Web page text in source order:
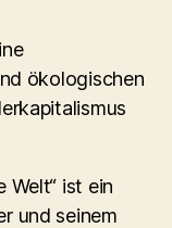
ökologischen
Welt“ ist ein
und seinem